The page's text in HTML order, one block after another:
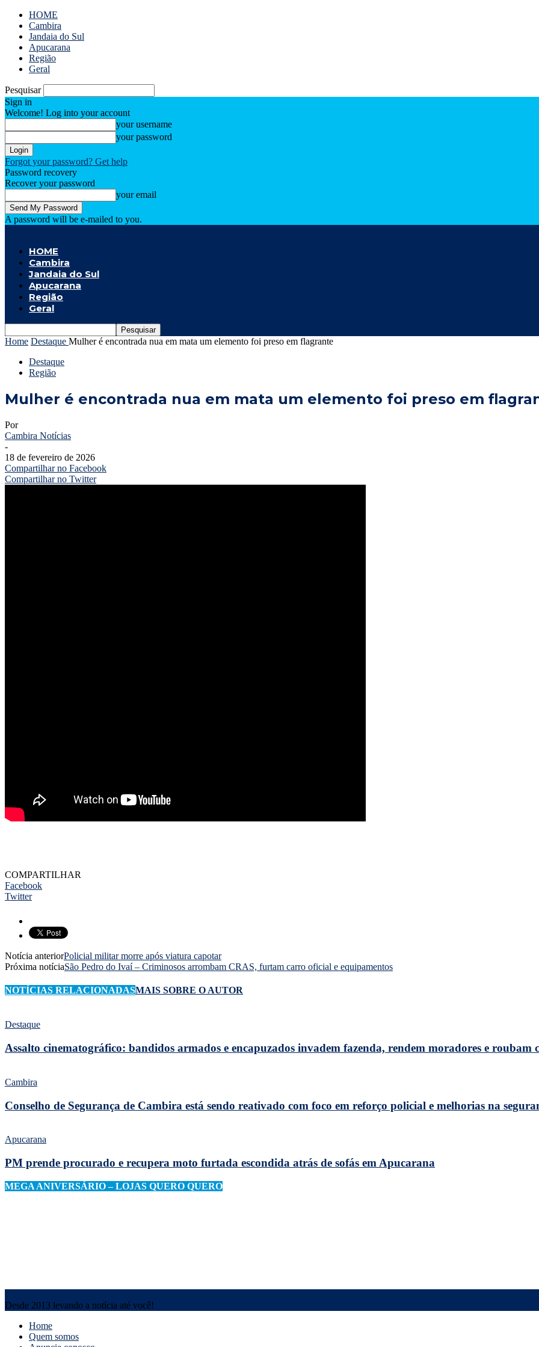
HOME
Cambira
Jandaia do Sul
Apucarana
Região
Geral
Pesquisar
Sign in
Welcome! Log into your account
your username
your password
Forgot your password? Get help
Password recovery
Recover your password
your email
A password will be e-mailed to you.
HOME
Cambira
Jandaia do Sul
Apucarana
Região
Geral
Home Destaque Mulher é encontrada nua em mata um elemento foi preso em flagrante
Destaque
Região
Mulher é encontrada nua em mata um elemento foi preso em
Por
Cambira Notícias
-
18 de fevereiro de 2026
Compartilhar no Facebook
Compartilhar no Twitter
COMPARTILHAR
Facebook
Twitter
Notícia anteriorPolicial militar morre após viatura capotar
Próxima notíciaSão Pedro do Ivaí – Criminosos arrombam CRAS, furtam carro oficial e equipamentos
NOTÍCIAS RELACIONADASMAIS SOBRE O AUTOR
Destaque
Assalto cinematográfico: bandidos armados e encapuzados invadem fazenda, rendem moradores e roubam
Cambira
Conselho de Segurança de Cambira está sendo reativado com foco em reforço policial e melhorias na
Apucarana
PM prende procurado e recupera moto furtada escondida atrás de sofás em Apucarana
MEGA ANIVERSÁRIO – LOJAS QUERO QUERO
Desde 2013 levando a notícia até você!
Home
Quem somos